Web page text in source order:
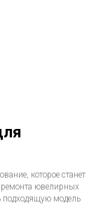
которое станет
ювелирных
подходящую модель